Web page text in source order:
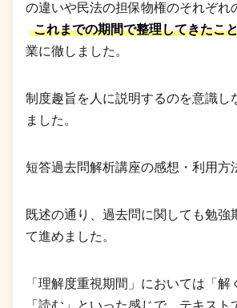
の違いや民法の担保物権のそれぞれ
これまでの期間で整理してきたこ
業に徹しました。
制度趣旨を人に説明するのを意識し
ました。
短答過去問解析講座の感想・利用方
既述の通り、過去問に関しても勉強
て進めました。
「理解度重視期間」においては「解